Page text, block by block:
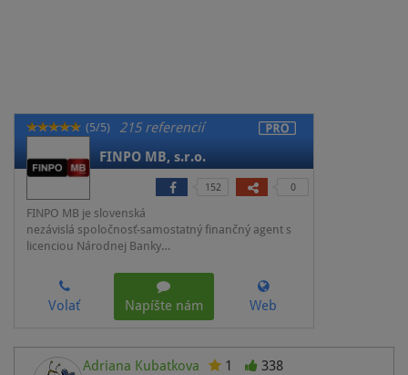
(5/5)
215 referencií
FINPO MB, s.r.o.
152 0
FINPO MB je slovenská
nezávislá spoločnosť-samostatný finančný agent s
licenciou Národnej Banky…
Volať Napíšte nám Web
Adriana Kubatkova 1 338